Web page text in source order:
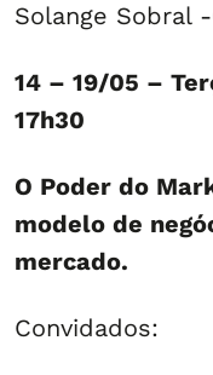
Solange Sobral -
14 – 19/05 –
17h30
O Poder do
modelo de
mercado.
Convidados: